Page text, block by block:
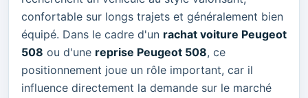
confortable sur longs trajets et généralement bien
équipé. Dans le cadre d'un rachat voiture Peugeot
508 ou d'une reprise Peugeot 508, ce
positionnement joue un rôle important, car il
influence directement la demande sur le marché